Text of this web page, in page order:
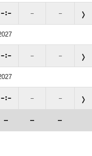
: – –
: – –
: – –
– – –